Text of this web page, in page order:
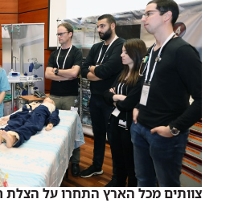
ניוזוויק
וגם
הצלחה
במלחמה
בחיידקים
בשלישיה
הפותחת
של
ניוזוויק
וגם
הצלחה
גדולה
במלחמה
בחיידקים
עמידים
צוותים מכל הארץ התחרו על הצלת